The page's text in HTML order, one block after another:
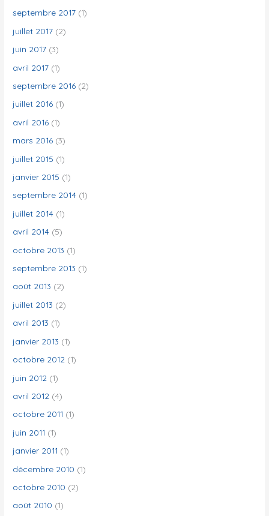
septembre 2017 (1)
juillet 2017 (2)
juin 2017 (3)
avril 2017 (1)
septembre 2016 (2)
juillet 2016 (1)
avril 2016 (1)
mars 2016 (3)
juillet 2015 (1)
janvier 2015 (1)
septembre 2014 (1)
juillet 2014 (1)
avril 2014 (5)
octobre 2013 (1)
septembre 2013 (1)
août 2013 (2)
juillet 2013 (2)
avril 2013 (1)
janvier 2013 (1)
octobre 2012 (1)
juin 2012 (1)
avril 2012 (4)
octobre 2011 (1)
juin 2011 (1)
janvier 2011 (1)
décembre 2010 (1)
octobre 2010 (2)
août 2010 (1)